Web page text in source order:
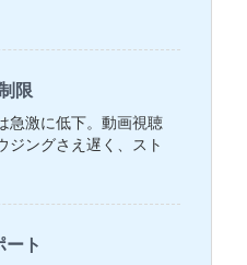
限
急激に低下。動画視聴
ジングさえ遅く、スト
ト